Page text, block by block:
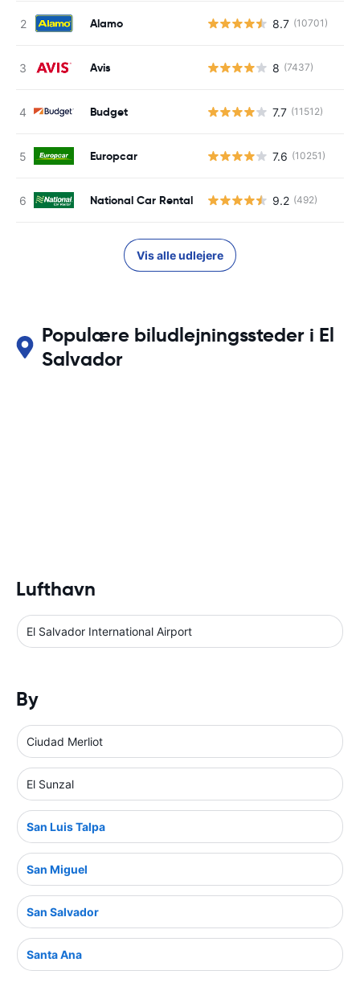
Alamo 8.7 (10701)
Avis 8 (7437)
Budget 7.7 (11512)
Europcar 7.6 (10251)
National Car Rental 9.2 (492)
Vis alle udlejere
Populære biludlejningssteder i El
Salvador
Lufthavn
El Salvador International Airport
By
Ciudad Merliot
El Sunzal
San Luis Talpa
San Miguel
San Salvador
Santa Ana